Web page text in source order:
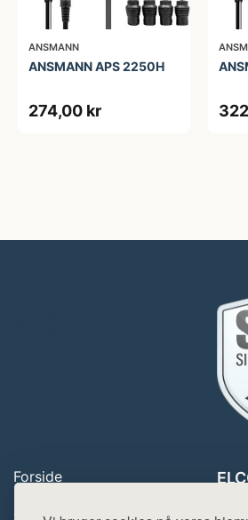
ANSMANN
ANSMANN APS 2250H
274,00 kr
Forside